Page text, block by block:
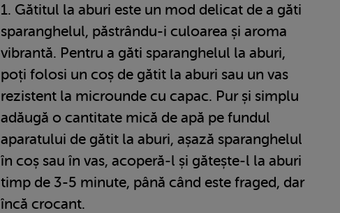
1. Gătitul la aburi este un mod delicat de a găti
sparanghelul, păstrându-i culoarea și aroma
vibrantă. Pentru a găti sparanghelul la aburi,
poți folosi un coș de gătit la aburi sau un vas
rezistent la microunde cu capac. Pur și simplu
adăugă o cantitate mică de apă pe fundul
aparatului de gătit la aburi, așază sparanghelul
în coș sau în vas, acoperă-l și gătește-l la aburi
timp de 3-5 minute, până când este fraged, dar
încă crocant.